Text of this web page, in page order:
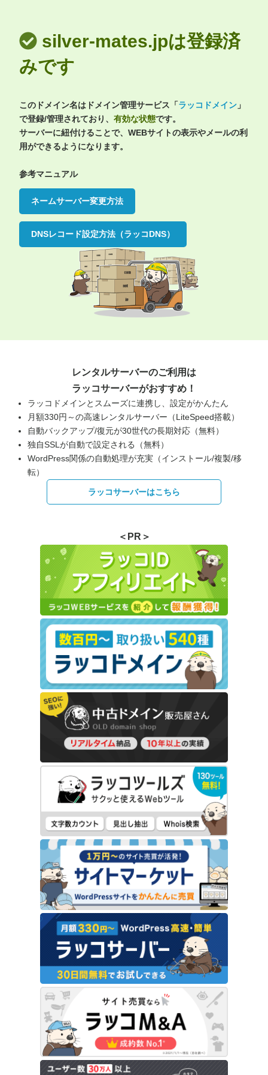
silver-mates.jpは登録済
みです
このドメイン名はドメイン管理サービス「ラッコドメイン 」
で登録/管理されており、 有効な状態です。
サーバーに紐付けることで、WEBサイトの表示やメールの利
用ができるようになります。
参考マニュアル
ネームサーバー変更方法
DNSレコード設定方法（ラッコDNS）
レンタルサーバーのご利用は
ラッコサーバーがおすすめ！
ラッコドメインとスムーズに連携し、設定がかんたん
月額330円～の高速レンタルサーバー（LiteSpeed搭載）
自動バックアップ/復元が30世代の長期対応（無料）
独自SSLが自動で設定される（無料）
WordPress関係の自動処理が充実（インストール/複製/移
転）
ラッコサーバーはこちら
＜PR＞